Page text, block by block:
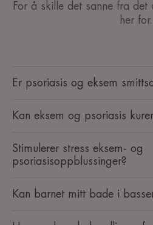
For å skille det sanne fra det
her for.
Er psoriasis og eksem
Kan eksem og psoriasis
Stimulerer stress eksem- og
psoriasisoppblussinger?
Kan barnet mitt bade i